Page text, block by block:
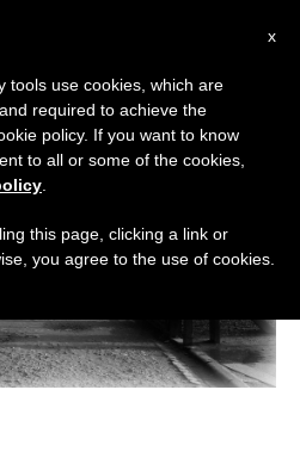
x
tools use cookies, which are
required to achieve the
policy. If you want to know
to all or some of the cookies,
this page, clicking a link or
you agree to the use of cookies.